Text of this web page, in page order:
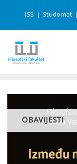
ISS Studomat
OBAVIJESTI